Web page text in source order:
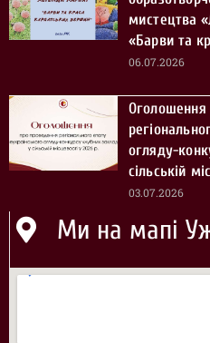
мистецтва
«Барви та
06.07.2026
Оголошення
огляду-
сільській
03.07.2026
Ми на мапі